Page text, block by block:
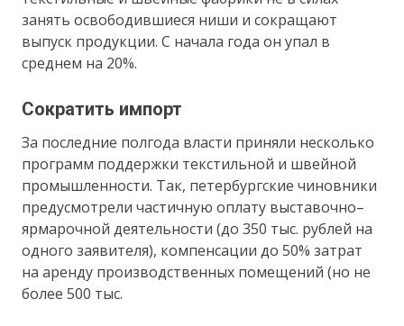
занять освободившиеся ниши и сокращают
выпуск продукции. С начала года он упал в
среднем на 20%.
Сократить импорт
За последние полгода власти приняли несколько
программ поддержки текстильной и швейной
промышленности. Так, петербургские чиновники
предусмотрели частичную оплату выставочно–
ярмарочной деятельности (до 350 тыс. рублей на
одного заявителя), компенсации до 50% затрат
на аренду производственных помещений (но не
более 500 тыс.